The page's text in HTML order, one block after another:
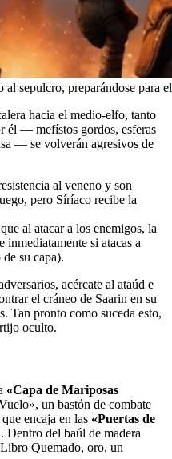
sepulcro, preparándose para
hacia el medio-elfo, tanto
él — mefístos gordos, esferas
— se volverán agresivos de
al veneno y son
pero Síríaco recibe la
al atacar a los enemigos, la
inmediatamente si atacas a
su capa).
acércate al ataúd e
el cráneo de Saarin en su
Tan pronto como suceda esto,
oculto.
«Capa de Mariposas
un bastón de combate
encaja en las «Puertas de
Dentro del baúl de madera
Quemado, oro, un